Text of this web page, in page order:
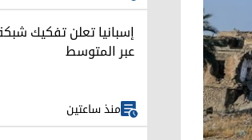
إسبانيا تعلن تفكيك
عبر المتوسط
منذ ساعتين